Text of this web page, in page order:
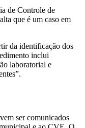
de Controle de
que é um caso em
da identificação dos
inclui
laboratorial e
ser comunicados